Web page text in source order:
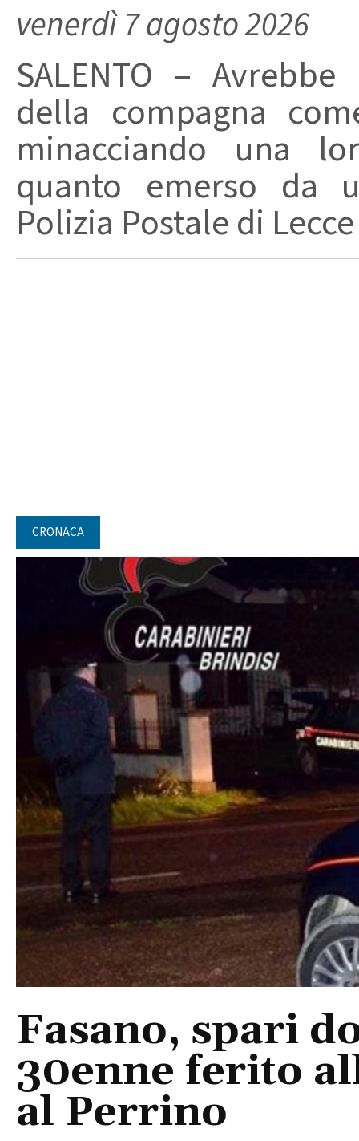
venerdì 7 agosto 2026
SALENTO –
della compagna
minacciando una
quanto emerso da
Polizia Postale di
CRONACA
Fasano, spari
30enne ferito
al Perrino